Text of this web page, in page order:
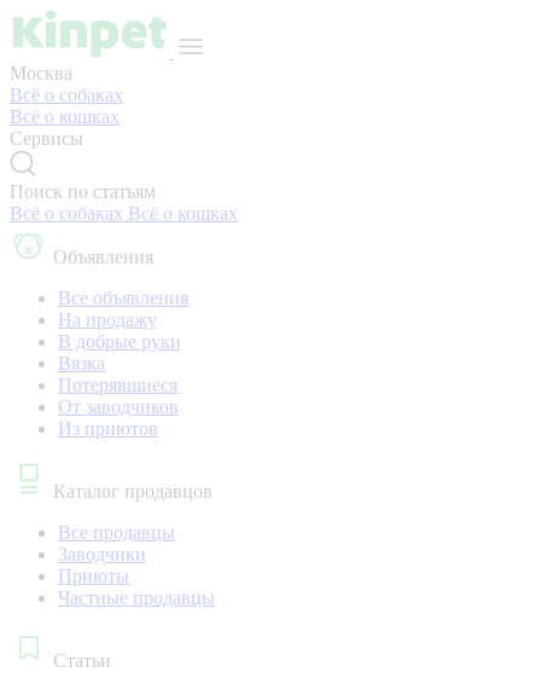
Москва
Всё о собаках
Всё о кошках
Сервисы
Поиск по статьям
Всё о собаках Всё о кошках
Объявления
Все объявления
На продажу
В добрые руки
Вязка
Потерявшиеся
От заводчиков
Из приютов
Каталог продавцов
Все продавцы
Заводчики
Приюты
Частные продавцы
Статьи